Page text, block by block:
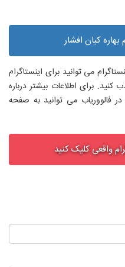
بهاره کیان افشار
می توانید برای اینستاگرام
برای اطلاعات بیشتر درباره
در فالووریاب می توانید به صفحه
واقعی کلیک کنید